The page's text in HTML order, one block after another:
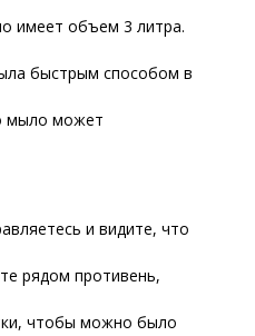
имеет объем 3 литра.
быстрым способом в
мыло может
и видите, что
рядом противень,
чтобы можно было